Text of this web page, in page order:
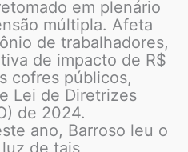
em plenário
múltipla. Afeta
de trabalhadores,
de impacto de R$
cofres públicos,
Lei de Diretrizes
de 2024.
ano, Barroso leu o